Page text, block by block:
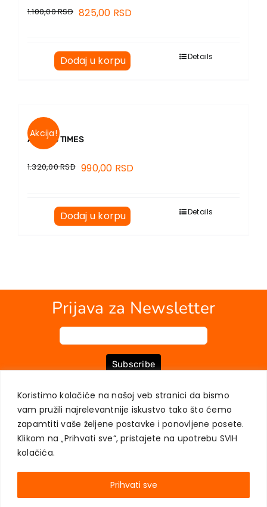
Koristimo kolačiće na našoj veb stranici da bismo
vam pružili najrelevantnije iskustvo tako što ćemo
zapamtiti vaše željene postavke i ponovljene posete.
Klikom na „Prihvati sve“, pristajete na upotrebu SVIH
kolačića.
Prihvati sve
1.100,00RSD 825,00 RSD
Dodaj u korpu Details
Akcija!
ANIKA’S TIMES
1.320,00RSD 990,00 RSD
Dodaj u korpu Details
Prijava za Newsletter
Subscribe
O NAMA KNJIGE MOJ NALOG KONTAKT
USLOVI KUPOVINE
ZAŠTITA PRIVATNOSTI KORISNIKA
AKADEMSKA KNJIGA © 2023